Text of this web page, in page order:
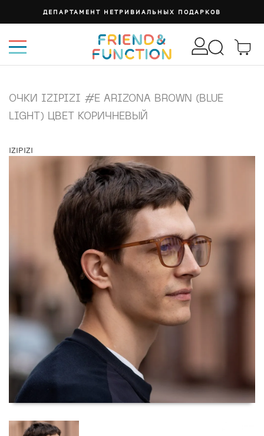
ДЕПАРТАМЕНТ НЕТРИВИАЛЬНЫХ ПОДАРКОВ
ОЧКИ IZIPIZI #E ARIZONA BROWN (BLUE
LIGHT) ЦВЕТ КОРИЧНЕВЫЙ
IZIPIZI